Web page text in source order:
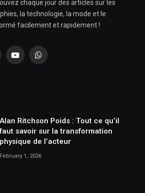
chaque jour des articles sur les
la technologie, la mode et le
facilement et rapidement !
YouTubeWhatsApp
Alan Ritchson Poids : Tout ce qu’il
faut savoir sur la transformation
physique de l’acteur
February 1, 2026